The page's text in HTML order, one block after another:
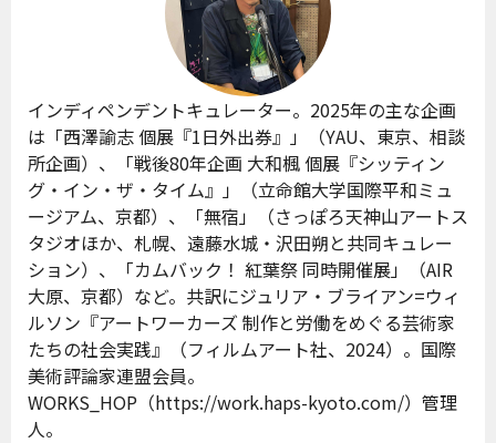
インディペンデントキュレーター。2025年の主な企画
は「西澤諭志 個展『1日外出券』」（YAU、東京、相談
所企画）、「戦後80年企画 大和楓 個展『シッティン
グ・イン・ザ・タイム』」（立命館大学国際平和ミュ
ージアム、京都）、「無宿」（さっぽろ天神山アートス
タジオほか、札幌、遠藤水城・沢田朔と共同キュレー
ション）、「カムバック！ 紅葉祭 同時開催展」（AIR
大原、京都）など。共訳にジュリア・ブライアン=ウィ
ルソン『アートワーカーズ 制作と労働をめぐる芸術家
たちの社会実践』（フィルムアート社、2024）。国際
美術評論家連盟会員。
WORKS_HOP（https://work.haps-kyoto.com/）管理
人。